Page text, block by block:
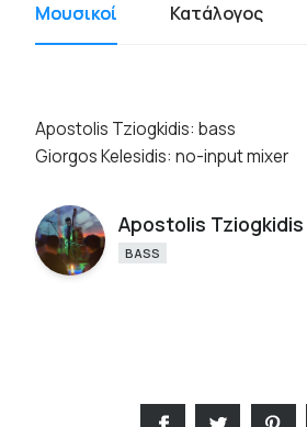
Μουσικοί Κατάλογος
Apostolis Tziogkidis: bass
Giorgos Kelesidis: no-input mixer
Apostolis Tziogkidis
BASS